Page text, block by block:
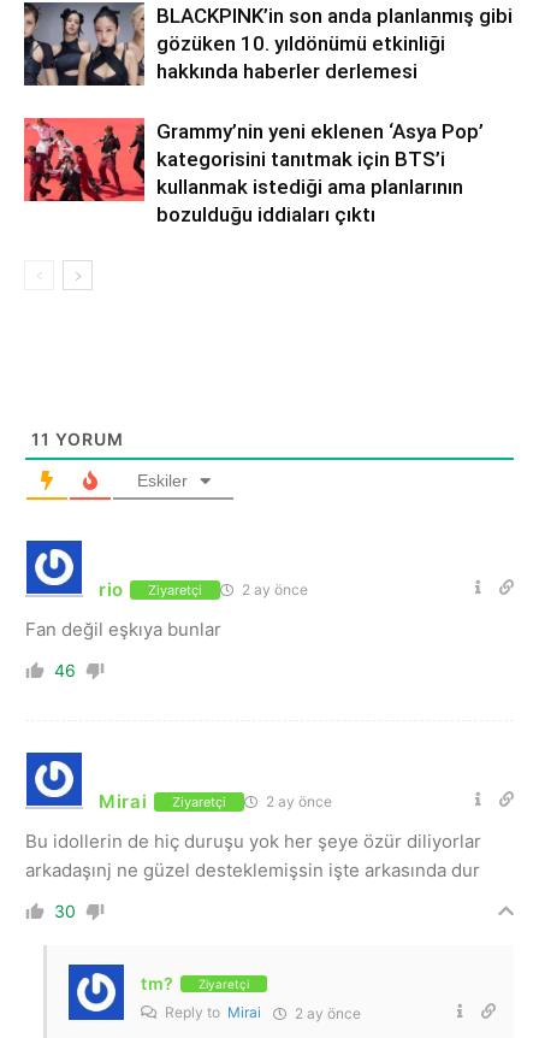
BLACKPINK’in son anda planlanmış gibi
gözüken 10. yıldönümü etkinliği
hakkında haberler derlemesi
Grammy’nin yeni eklenen ‘Asya Pop’
kategorisini tanıtmak için BTS’i
kullanmak istediği ama planlarının
bozulduğu iddiaları çıktı
11 YORUM
Eskiler
rio Ziyaretçi 2 ay önce
Fan değil eşkıya bunlar
46
Mirai Ziyaretçi 2 ay önce
Bu idollerin de hiç duruşu yok her şeye özür diliyorlar
arkadaşınj ne güzel desteklemişsin işte arkasında dur
30
tm? Ziyaretçi
Reply to Mirai 2 ay önce